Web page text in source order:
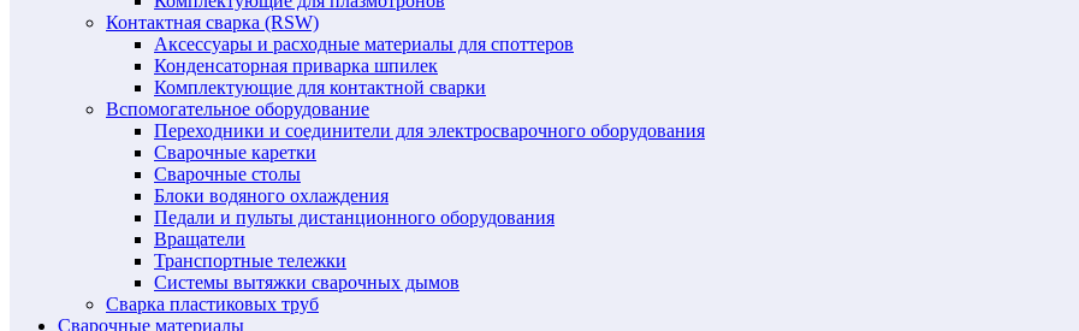
Контактная сварка (RSW)
Аксессуары и расходные материалы для споттеров
Конденсаторная приварка шпилек
Комплектующие для контактной сварки
Вспомогательное оборудование
Переходники и соединители для электросварочного оборудования
Сварочные каретки
Сварочные столы
Блоки водяного охлаждения
Педали и пульты дистанционного оборудования
Вращатели
Транспортные тележки
Системы вытяжки сварочных дымов
Сварка пластиковых труб
Сварочные материалы